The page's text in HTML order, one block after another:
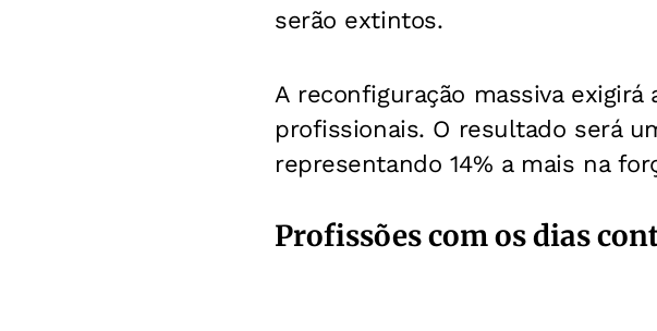
serão extintos.
A reconfiguração massiva
profissionais. O resultado será
representando 14% a mais na
Profissões com os dias